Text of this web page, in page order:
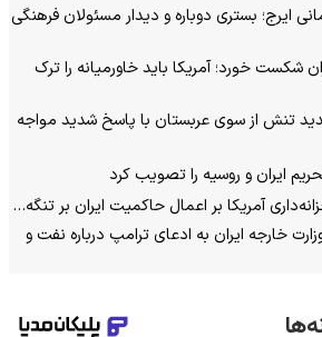
ایرج؛ بستری دوباره و دیدار مسئولان فرهنگی
شکست خورد؛ آمریکا باید خاورمیانه را ترک
تنش از سوی عربستان با پاسخ شدید مواجه
ایران و روسیه را تصویب کرد
آمریکا بر اعمال حاکمیت ایران بر تنگه…
خارجه ایران به ادعای ترامپ درباره نفت و